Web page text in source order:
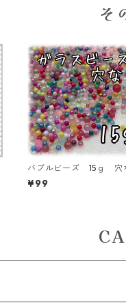
そ
バブルビーズ 15ｇ 穴
し ガラス １~3㎜ 封
パーツ【BB-15-MIX】
¥99